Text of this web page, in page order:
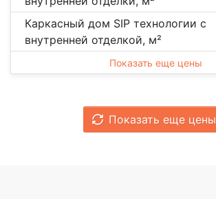
Каркасный дом SIP технологии с
внутренней отделкой, м²
Показать еще цены
Показать еще цены